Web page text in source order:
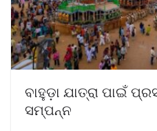
ବାହୁଡ଼ା ଯାତ୍ରା ପାଇଁ
ସମ୍ପନ୍ନ